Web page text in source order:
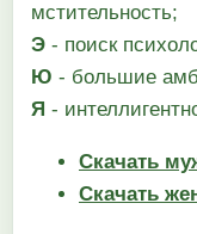
мстительность;
Э - поиск
Ю - большие
Я -
Скачать
Скачать